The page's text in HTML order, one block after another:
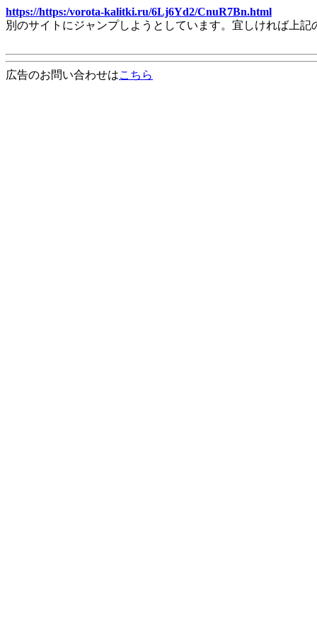
https://https:/vorota-kalitki.ru/6Lj6Yd2/CnuR7Bn.html
別のサイトにジャンプしようとしています。宜しければ上
広告のお問い合わせはこちら